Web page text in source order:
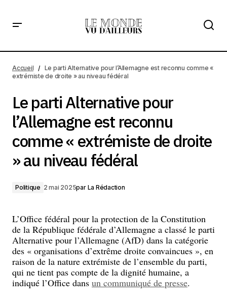
extrémiste de droite » au niveau fédéral
Accueil
Le parti Alternative pour l’Allemagne est reconnu comme «
extrémiste de droite » au niveau fédéral
Le parti Alternative pour
l’Allemagne est reconnu
comme « extrémiste de droite
» au niveau fédéral
Politique 2 mai 2025par La Rédaction
L’Office fédéral pour la protection de la Constitution
de la République fédérale d’Allemagne a classé le parti
Alternative pour l’Allemagne (AfD) dans la catégorie
des « organisations d’extrême droite convaincues », en
raison de la nature extrémiste de l’ensemble du parti,
qui ne tient pas compte de la dignité humaine, a
indiqué l’Office dans un communiqué de presse.